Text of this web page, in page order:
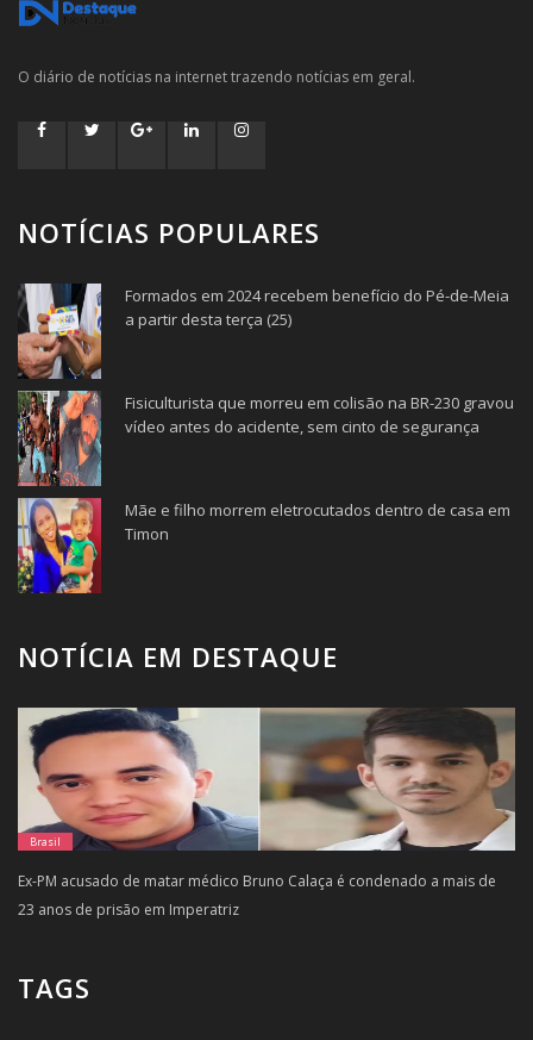
O diário de notícias na internet trazendo notícias em geral.
NOTÍCIAS POPULARES
Formados em 2024 recebem benefício do Pé-de-Meia
a partir desta terça (25)
Fisiculturista que morreu em colisão na BR-230 gravou
vídeo antes do acidente, sem cinto de segurança
Mãe e filho morrem eletrocutados dentro de casa em
Timon
NOTÍCIA EM DESTAQUE
Brasil
Ex-PM acusado de matar médico Bruno Calaça é condenado a mais de
23 anos de prisão em Imperatriz
TAGS